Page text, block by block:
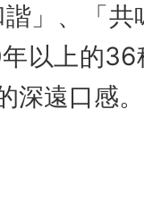
」、「
以上的
深遠口感